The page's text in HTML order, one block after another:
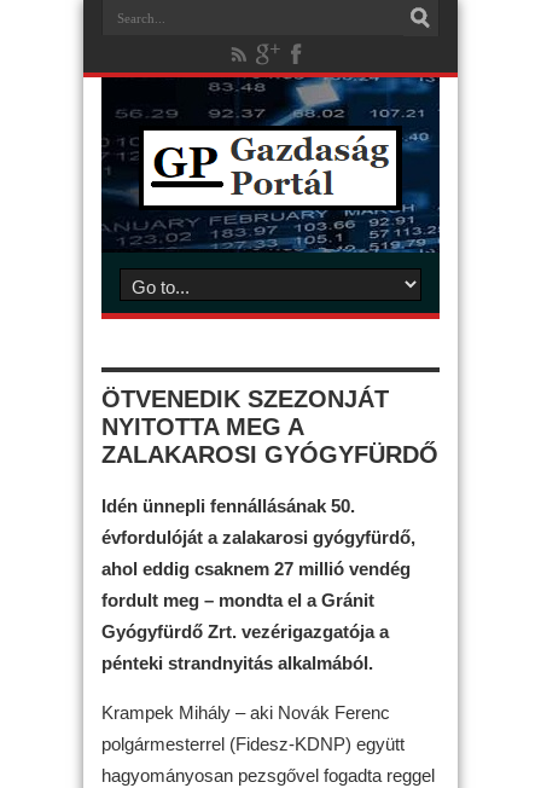
ÖTVENEDIK SZEZONJÁT
NYITOTTA MEG A
ZALAKAROSI GYÓGYFÜRDŐ
Idén ünnepli fennállásának 50.
évfordulóját a zalakarosi gyógyfürdő,
ahol eddig csaknem 27 millió vendég
fordult meg – mondta el a Gránit
Gyógyfürdő Zrt. vezérigazgatója a
pénteki strandnyitás alkalmából.
Krampek Mihály – aki Novák Ferenc
polgármesterrel (Fidesz-KDNP) együtt
hagyományosan pezsgővel fogadta reggel